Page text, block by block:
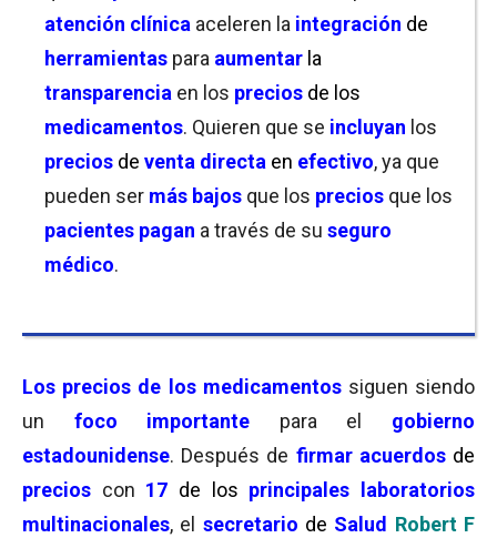
atención clínica aceleren la integración de
herramientas para aumentar la
transparencia en los precios de los
medicamentos. Quieren que se incluyan los
precios de venta directa en efectivo, ya que
pueden ser más bajos que los precios que los
pacientes pagan a través de su seguro
médico.
Los precios de los medicamentos siguen siendo
un foco importante para el gobierno
estadounidense. Después de firmar acuerdos de
precios con 17 de los principales laboratorios
multinacionales, el secretario de Salud Robert F